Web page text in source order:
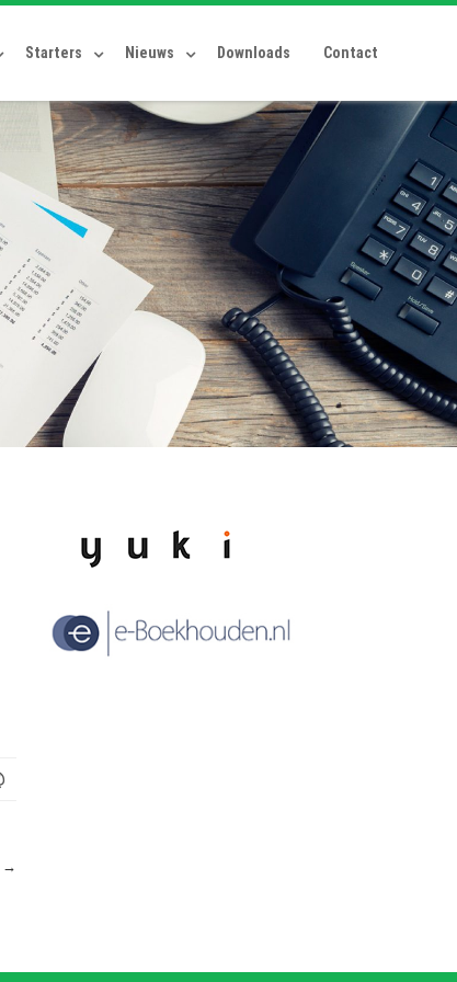
Starters Nieuws Downloads Contact
→